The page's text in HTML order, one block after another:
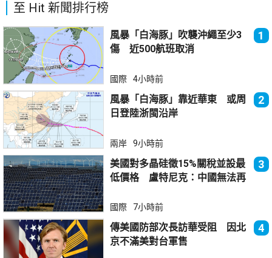
至 Hit 新聞排行榜
風暴「白海豚」吹襲沖繩至少3
傷 近500航班取消
1
國際 4小時前
風暴「白海豚」靠近華東 或周
日登陸浙閩沿岸
2
兩岸 9小時前
美國對多晶硅徵15%關稅並設最
低價格 盧特尼克：中國無法再
3
國際 7小時前
傳美國防部次長訪華受阻 因北
京不滿美對台軍售
4